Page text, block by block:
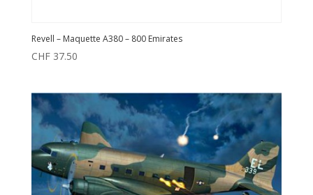
Revell – Maquette A380 – 800 Emirates
CHF37.50